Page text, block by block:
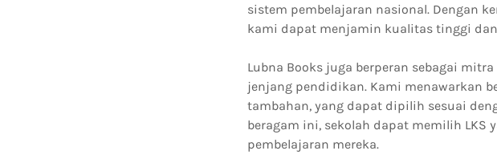
sistem pembelajaran nasional. Dengan
kami dapat menjamin kualitas tinggi
Lubna Books juga berperan sebagai
jenjang pendidikan. Kami menawarkan
tambahan, yang dapat dipilih sesuai
beragam ini, sekolah dapat memilih LKS
pembelajaran mereka.